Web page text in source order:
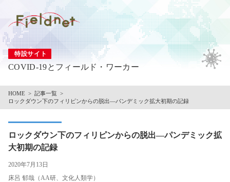
特設サイト
COVID-19とフィールド・ワーカー
HOME
記事一覧
ロックダウン下のフィリピンからの脱出―パンデミック拡大初期の記録
ロックダウン下のフィリピンからの脱出―パンデミック拡
大初期の記録
2020年7月13日
床呂 郁哉（AA研、文化人類学）